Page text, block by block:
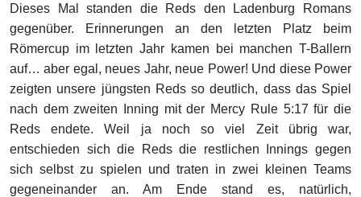
Dieses Mal standen die Reds den Ladenburg Romans
gegenüber. Erinnerungen an den letzten Platz beim
Römercup im letzten Jahr kamen bei manchen T-Ballern
auf… aber egal, neues Jahr, neue Power! Und diese Power
zeigten unsere jüngsten Reds so deutlich, dass das Spiel
nach dem zweiten Inning mit der Mercy Rule 5:17 für die
Reds endete. Weil ja noch so viel Zeit übrig war,
entschieden sich die Reds die restlichen Innings gegen
sich selbst zu spielen und traten in zwei kleinen Teams
gegeneinander an. Am Ende stand es, natürlich,